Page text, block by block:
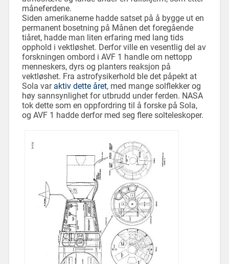
måneferdene.
Siden amerikanerne hadde satset på å bygge ut en
permanent bosetning på Månen det foregående
tiåret, hadde man liten erfaring med lang tids
opphold i vektløshet. Derfor ville en vesentlig del av
forskningen ombord i AVF 1 handle om nettopp
menneskers, dyrs og planters reaksjon på
vektløshet. Fra astrofysikerhold ble det påpekt at
Sola var aktiv dette året, med mange solflekker og
høy sannsynlighet for utbrudd under ferden. NASA
tok dette som en oppfordring til å forske på Sola,
og AVF 1 hadde derfor med seg flere solteleskoper.